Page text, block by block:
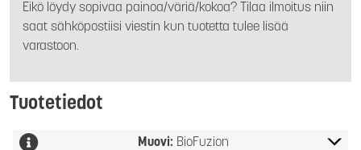
Eikö löydy sopivaa painoa/väriä/kokoa? Tilaa ilmoitus niin
saat sähköpostiisi viestin kun tuotetta tulee lisää
varastoon.
Tuotetiedot
Muovi: BioFuzion